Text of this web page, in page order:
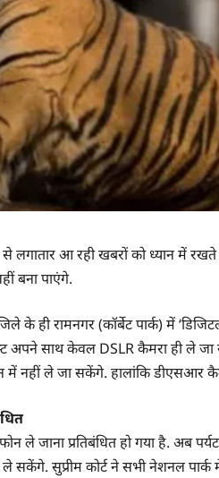
से लगातार आ रही खबरों को ध्यान में
बना पाएंगे.
के ही रामनगर (कॉर्बेट पार्क) में
अपने साथ केवल DSLR कैमरा ही ले
में नहीं ले जा सकेंगे. हालांकि
ले जाना प्रतिबंधित हो गया है. अब
ले सकेंगे. सुप्रीम कोर्ट ने सभी नेशनल